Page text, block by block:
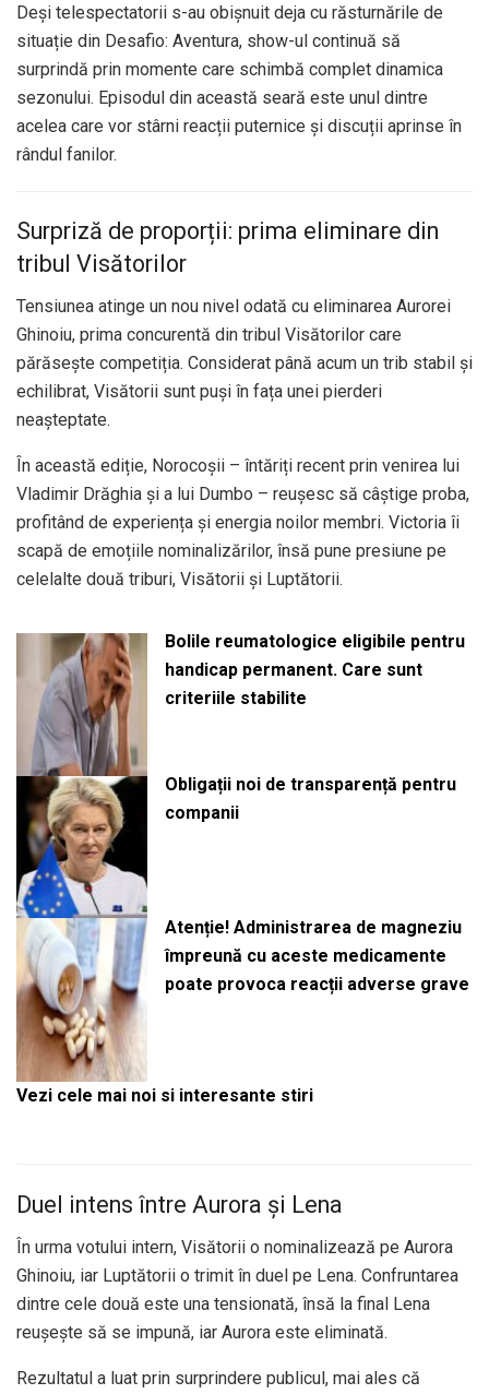
Deși telespectatorii s-au obișnuit deja cu răsturnările de
situație din Desafio: Aventura, show-ul continuă să
surprindă prin momente care schimbă complet dinamica
sezonului. Episodul din această seară este unul dintre
acelea care vor stârni reacții puternice și discuții aprinse în
rândul fanilor.
Surpriză de proporții: prima eliminare din
tribul Visătorilor
Tensiunea atinge un nou nivel odată cu eliminarea Aurorei
Ghinoiu, prima concurentă din tribul Visătorilor care
părăsește competiția. Considerat până acum un trib stabil și
echilibrat, Visătorii sunt puși în fața unei pierderi
neașteptate.
În această ediție, Norocoșii – întăriți recent prin venirea lui
Vladimir Drăghia și a lui Dumbo – reușesc să câștige proba,
profitând de experiența și energia noilor membri. Victoria îi
scapă de emoțiile nominalizărilor, însă pune presiune pe
celelalte două triburi, Visătorii și Luptătorii.
Bolile reumatologice eligibile pentru
handicap permanent. Care sunt
criteriile stabilite
Obligații noi de transparență pentru
companii
Atenție! Administrarea de magneziu
împreună cu aceste medicamente
poate provoca reacții adverse grave
Vezi cele mai noi si interesante stiri
Duel intens între Aurora și Lena
În urma votului intern, Visătorii o nominalizează pe Aurora
Ghinoiu, iar Luptătorii o trimit în duel pe Lena. Confruntarea
dintre cele două este una tensionată, însă la final Lena
reușește să se impună, iar Aurora este eliminată.
Rezultatul a luat prin surprindere publicul, mai ales că